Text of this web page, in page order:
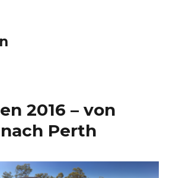
2016 – von
Perth